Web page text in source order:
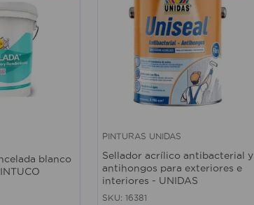
blanco
Vista rápida
PINTURAS UNIDAS
Sellador acrílico antibacterial y
antihongos para exteriores e
interiores - UNIDAS
SKU: 16381